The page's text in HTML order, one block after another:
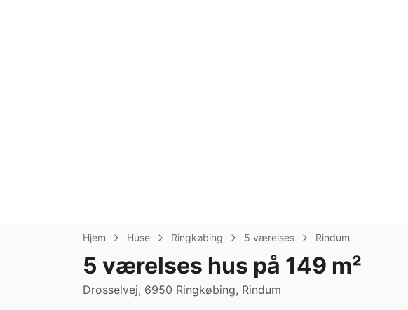
Hjem Huse Ringkøbing 5 værelses Rindum
5 værelses hus på 149 m²
Drosselvej, 6950 Ringkøbing, Rindum